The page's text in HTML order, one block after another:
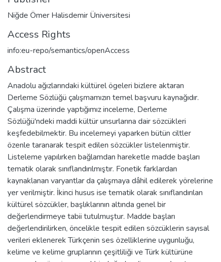
Niğde Ömer Halisdemir Üniversitesi
Access Rights
info:eu-repo/semantics/openAccess
Abstract
Anadolu ağızlarındaki kültürel ögeleri bizlere aktaran
Derleme Sözlüğü çalışmamızın temel başvuru kaynağıdır.
Çalışma üzerinde yaptığımız inceleme, Derleme
Sözlüğü'ndeki maddi kültür unsurlarına dair sözcükleri
keşfedebilmektir. Bu incelemeyi yaparken bütün ciltler
özenle taranarak tespit edilen sözcükler listelenmiştir.
Listeleme yapılırken bağlamdan hareketle madde başları
tematik olarak sınıflandırılmıştır. Fonetik farklardan
kaynaklanan varyantlar da çalışmaya dâhil edilerek yörelerine
yer verilmiştir. İkinci husus ise tematik olarak sınıflandırılan
kültürel sözcükler, başlıklarının altında genel bir
değerlendirmeye tabii tutulmuştur. Madde başları
değerlendirilirken, öncelikle tespit edilen sözcüklerin sayısal
verileri eklenerek Türkçenin ses özelliklerine uygunluğu,
kelime ve kelime gruplarının çeşitliliği ve Türk kültürüne